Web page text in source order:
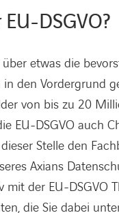
DSGVO?
etwas die
den Vordergrund
von bis zu 20
EU-DSGVO auch
Stelle den
Axians
der EU-DSGVO
die Sie dabei